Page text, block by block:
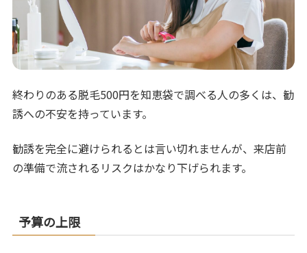
終わりのある脱毛500円を知恵袋で調べる人の多くは、勧
誘への不安を持っています。
勧誘を完全に避けられるとは言い切れませんが、来店前
の準備で流されるリスクはかなり下げられます。
予算の上限